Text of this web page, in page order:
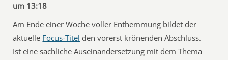
um 13:18
Am Ende einer Woche voller Enthemmung bildet der
aktuelle Focus-Titel den vorerst krönenden Abschluss.
Ist eine sachliche Auseinandersetzung mit dem Thema